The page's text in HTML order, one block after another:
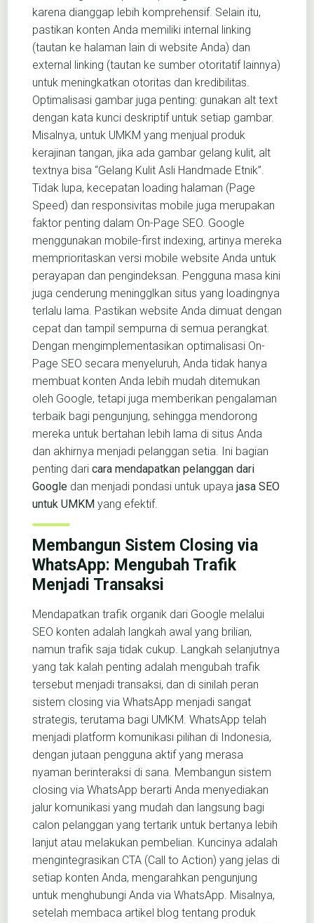
karena dianggap lebih komprehensif. Selain itu,
pastikan konten Anda memiliki internal linking
(tautan ke halaman lain di website Anda) dan
external linking (tautan ke sumber otoritatif lainnya)
untuk meningkatkan otoritas dan kredibilitas.
Optimalisasi gambar juga penting: gunakan alt text
dengan kata kunci deskriptif untuk setiap gambar.
Misalnya, untuk UMKM yang menjual produk
kerajinan tangan, jika ada gambar gelang kulit, alt
textnya bisa “Gelang Kulit Asli Handmade Etnik”.
Tidak lupa, kecepatan loading halaman (Page
Speed) dan responsivitas mobile juga merupakan
faktor penting dalam On-Page SEO. Google
menggunakan mobile-first indexing, artinya mereka
memprioritaskan versi mobile website Anda untuk
perayapan dan pengindeksan. Pengguna masa kini
juga cenderung meningglkan situs yang loadingnya
terlalu lama. Pastikan website Anda dimuat dengan
cepat dan tampil sempurna di semua perangkat.
Dengan mengimplementasikan optimalisasi On-
Page SEO secara menyeluruh, Anda tidak hanya
membuat konten Anda lebih mudah ditemukan
oleh Google, tetapi juga memberikan pengalaman
terbaik bagi pengunjung, sehingga mendorong
mereka untuk bertahan lebih lama di situs Anda
dan akhirnya menjadi pelanggan setia. Ini bagian
penting dari cara mendapatkan pelanggan dari
Google dan menjadi pondasi untuk upaya jasa SEO
untuk UMKM yang efektif.
Membangun Sistem Closing via
WhatsApp: Mengubah Trafik
Menjadi Transaksi
Mendapatkan trafik organik dari Google melalui
SEO konten adalah langkah awal yang brilian,
namun trafik saja tidak cukup. Langkah selanjutnya
yang tak kalah penting adalah mengubah trafik
tersebut menjadi transaksi, dan di sinilah peran
sistem closing via WhatsApp menjadi sangat
strategis, terutama bagi UMKM. WhatsApp telah
menjadi platform komunikasi pilihan di Indonesia,
dengan jutaan pengguna aktif yang merasa
nyaman berinteraksi di sana. Membangun sistem
closing via WhatsApp berarti Anda menyediakan
jalur komunikasi yang mudah dan langsung bagi
calon pelanggan yang tertarik untuk bertanya lebih
lanjut atau melakukan pembelian. Kuncinya adalah
mengintegrasikan CTA (Call to Action) yang jelas di
setiap konten Anda, mengarahkan pengunjung
untuk menghubungi Anda via WhatsApp. Misalnya,
setelah membaca artikel blog tentang produk